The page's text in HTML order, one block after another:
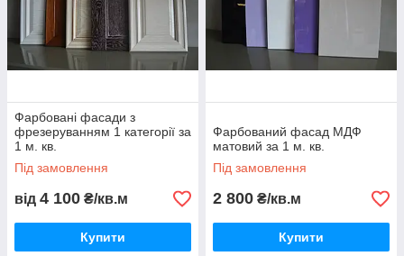
Фарбовані фасади з
фрезеруванням 1 категорії за
1 м. кв.
Під замовлення
від 4 100 ₴/кв.м
Купити
Фарбований фасад МДФ
матовий за 1 м. кв.
Під замовлення
2 800 ₴/кв.м
Купити